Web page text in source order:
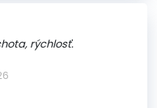
rýchlosť.